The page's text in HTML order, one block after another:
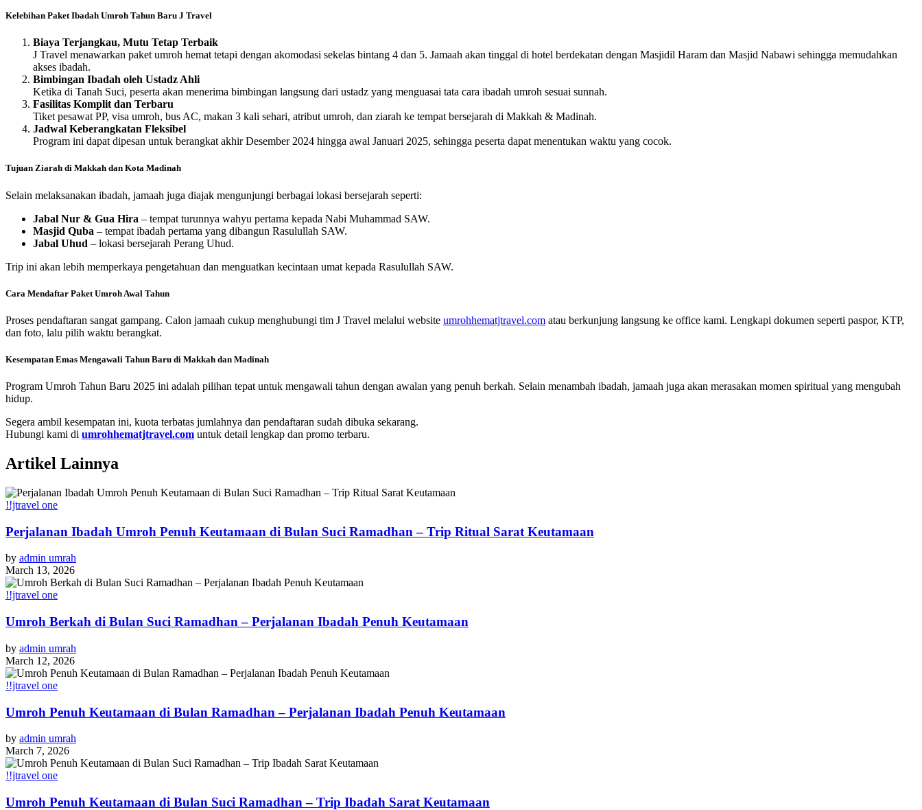
Kelebihan Paket Ibadah Umroh Tahun Baru J Travel
Biaya Terjangkau, Mutu Tetap Terbaik
J Travel menawarkan paket umroh hemat tetapi dengan akomodasi sekelas bintang 4 dan 5. Jamaah akan tinggal di hotel berdekatan dengan Masjidil Haram dan Masjid Nabawi sehingga memudahkan
akses ibadah.
Bimbingan Ibadah oleh Ustadz Ahli
Ketika di Tanah Suci, peserta akan menerima bimbingan langsung dari ustadz yang menguasai tata cara ibadah umroh sesuai sunnah.
Fasilitas Komplit dan Terbaru
Tiket pesawat PP, visa umroh, bus AC, makan 3 kali sehari, atribut umroh, dan ziarah ke tempat bersejarah di Makkah & Madinah.
Jadwal Keberangkatan Fleksibel
Program ini dapat dipesan untuk berangkat akhir Desember 2024 hingga awal Januari 2025, sehingga peserta dapat menentukan waktu yang cocok.
Tujuan Ziarah di Makkah dan Kota Madinah
Selain melaksanakan ibadah, jamaah juga diajak mengunjungi berbagai lokasi bersejarah seperti:
Jabal Nur & Gua Hira – tempat turunnya wahyu pertama kepada Nabi Muhammad SAW.
Masjid Quba – tempat ibadah pertama yang dibangun Rasulullah SAW.
Jabal Uhud – lokasi bersejarah Perang Uhud.
Trip ini akan lebih memperkaya pengetahuan dan menguatkan kecintaan umat kepada Rasulullah SAW.
Cara Mendaftar Paket Umroh Awal Tahun
Proses pendaftaran sangat gampang. Calon jamaah cukup menghubungi tim J Travel melalui website umrohhematjtravel.com atau berkunjung langsung ke office kami. Lengkapi dokumen seperti paspor, KTP,
dan foto, lalu pilih waktu berangkat.
Kesempatan Emas Mengawali Tahun Baru di Makkah dan Madinah
Program Umroh Tahun Baru 2025 ini adalah pilihan tepat untuk mengawali tahun dengan awalan yang penuh berkah. Selain menambah ibadah, jamaah juga akan merasakan momen spiritual yang mengubah
hidup.
Segera ambil kesempatan ini, kuota terbatas jumlahnya dan pendaftaran sudah dibuka sekarang.
Hubungi kami di umrohhematjtravel.com untuk detail lengkap dan promo terbaru.
Artikel Lainnya
!!jtravel one
Perjalanan Ibadah Umroh Penuh Keutamaan di Bulan Suci Ramadhan – Trip Ritual Sarat Keutamaan
by admin umrah
March 13, 2026
!!jtravel one
Umroh Berkah di Bulan Suci Ramadhan – Perjalanan Ibadah Penuh Keutamaan
by admin umrah
March 12, 2026
!!jtravel one
Umroh Penuh Keutamaan di Bulan Ramadhan – Perjalanan Ibadah Penuh Keutamaan
by admin umrah
March 7, 2026
!!jtravel one
Umroh Penuh Keutamaan di Bulan Suci Ramadhan – Trip Ibadah Sarat Keutamaan